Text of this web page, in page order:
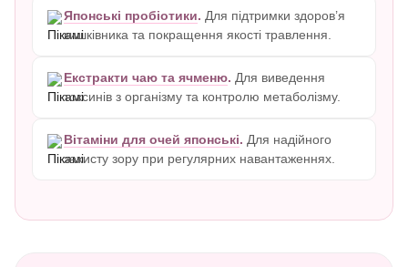
Японські пробіотики. Для підтримки здоров’я
кишківника та покращення якості травлення.
Екстракти чаю та ячменю. Для виведення
токсинів з організму та контролю метаболізму.
Вітаміни для очей японські. Для надійного
захисту зору при регулярних навантаженнях.